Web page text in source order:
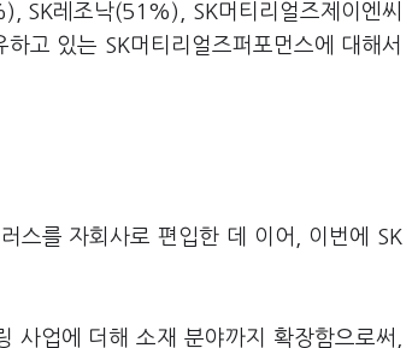
SK레조낙(51%), SK머티리얼즈제이엔씨
고 있는 SK머티리얼즈퍼포먼스에 대해서
스를 자회사로 편입한 데 이어, 이번에 SK
사업에 더해 소재 분야까지 확장함으로써,